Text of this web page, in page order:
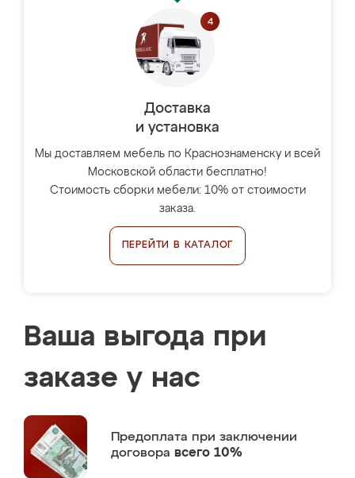
Доставка
и установка
Мы доставляем мебель по Краснознаменску и всей
Московской области бесплатно!
Стоимость сборки мебели: 10% от стоимости
заказа.
ПЕРЕЙТИ В КАТАЛОГ
Ваша выгода при
заказе у нас
Предоплата при заключении
договора всего 10%